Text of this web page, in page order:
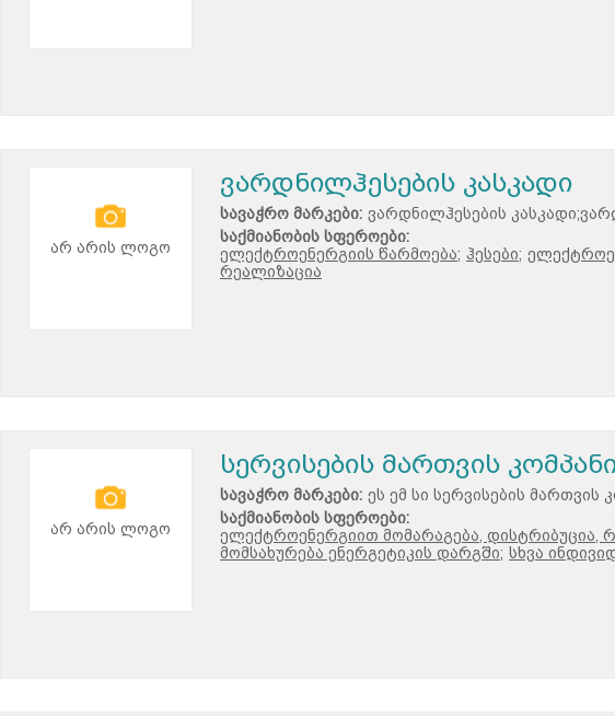
არ არის ლოგო
ვარდნილჰესების კასკადი
სავაჭრო მარკები: ვარდნილჰესების
საქმიანობის სფეროები:
ელექტროენერგიის წარმოება; ჰესები;
რეალიზაცია
არ არის ლოგო
სერვისების მართვის
სავაჭრო მარკები: ეს ემ სი სერვისების მართვის
საქმიანობის სფეროები:
ელექტროენერგიით მომარაგება, დისტრიბუცია,
მომსახურება ენერგეტიკის დარგში; სხვა